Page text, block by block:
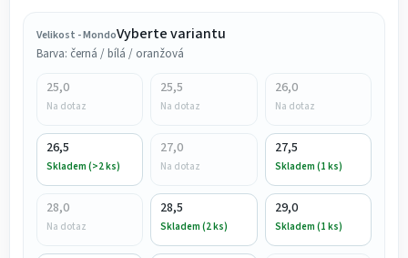
Velikost - MondoVyberte variantu
Barva: černá / bílá / oranžová
25,0
Na dotaz
25,5
Na dotaz
26,0
Na dotaz
26,5
Skladem (>2 ks)
27,0
Na dotaz
27,5
Skladem (1 ks)
28,0
Na dotaz
28,5
Skladem (2 ks)
29,0
Skladem (1 ks)